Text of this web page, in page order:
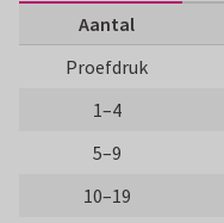
Aantal
Proefdruk
1–4
5–9
10–19